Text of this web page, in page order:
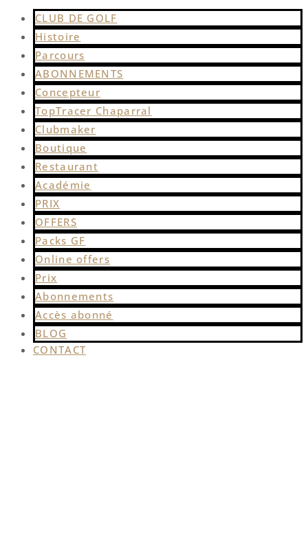
CLUB DE GOLF
Histoire
Parcours
ABONNEMENTS
Concepteur
TopTracer Chaparral
Clubmaker
Boutique
Restaurant
Académie
PRIX
OFFERS
Packs GF
Online offers
Prix
Abonnements
Accès abonné
BLOG
CONTACT